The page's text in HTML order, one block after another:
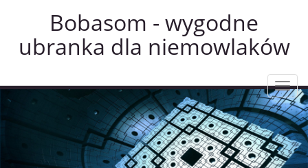
Bobasom - wygodne
ubranka dla niemowlaków